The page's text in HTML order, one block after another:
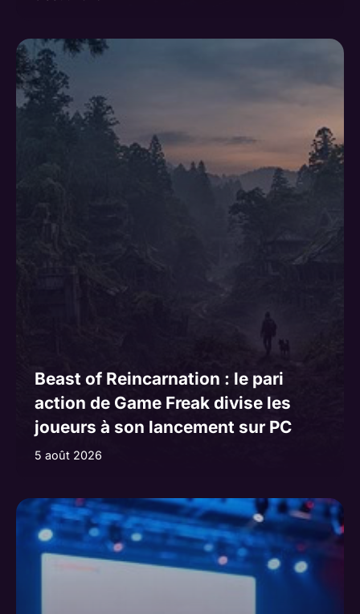
Beast of Reincarnation : le pari
action de Game Freak divise les
joueurs à son lancement sur PC
5 août 2026